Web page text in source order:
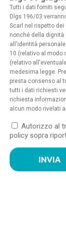
Tutti i dati forniti
Dlgs 196/03
Scarl nel rispetto
nonché della
all'identità
10 (relativo al modo
(relativo
medesima legge.
presta consenso al
tutti i dati richiesti
richiesta
alcun modo rivelati
Autorizzo al
policy sopra
INVIA